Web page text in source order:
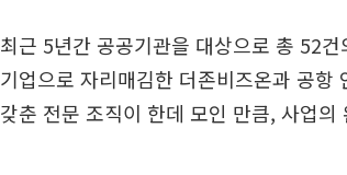
최근 5년간 공공기관을 대상으로 총 52
기업으로 자리매김한 더존비즈온과 공항
갖춘 전문 조직이 한데 모인 만큼, 사업